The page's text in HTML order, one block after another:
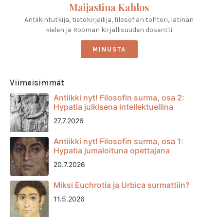
Maijastina Kahlos
Antiikintutkija, tietokirjailija, filosofian tohtori, latinan
kielen ja Rooman kirjallisuuden dosentti
MINUSTA
Viimeisimmät
Antiikki nyt! Filosofin surma, osa 2:
Hypatia julkisena intellektuellina
27.7.2026
Antiikki nyt! Filosofin surma, osa 1:
Hypatia jumaloituna opettajana
20.7.2026
Miksi Euchrotia ja Urbica surmattiin?
11.5.2026